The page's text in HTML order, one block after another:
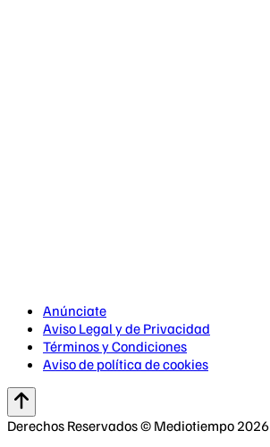
Anúnciate
Aviso Legal y de Privacidad
Términos y Condiciones
Aviso de política de cookies
Derechos Reservados © Mediotiempo 2026